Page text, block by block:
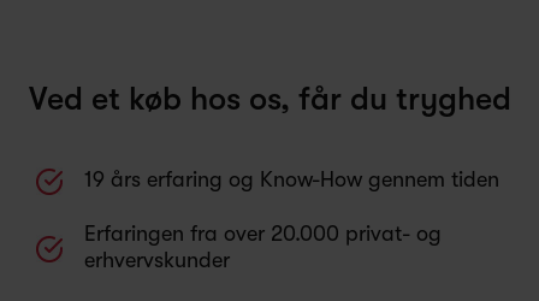
Ved et køb hos os, får du tryghed
19 års erfaring og Know-How gennem tiden
Erfaringen fra over 20.000 privat- og
erhvervskunder